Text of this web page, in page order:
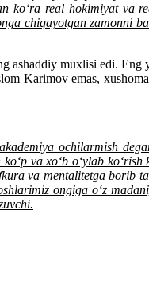
real hokimiyat va
chiqayotgan zamonni
ashaddiy muxlisi edi.
Karimov emas,
ochilarmish
va xo‘b o‘ylab
va mentalitetga borib
ongiga o‘z